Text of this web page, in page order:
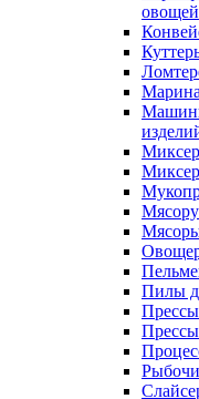
овощей
Пилы
Прессы